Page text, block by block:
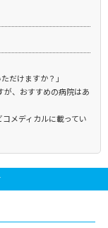
だけますか？」
、おすすめの病院はあ
メディカルに載ってい